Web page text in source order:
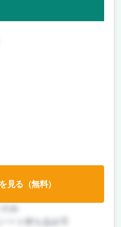
ート持ち込み可
見る（無料）